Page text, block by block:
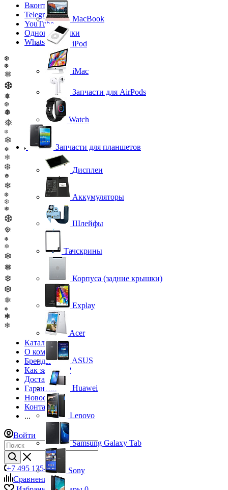
Вконтакте
Telegram
YouTube
Одноклассники
WhatsApp
❆
❆
❅
❆
❅
❆
❅
❅
❆
❄
❄
❄
❆
❅
❄
❆
❆
❅
❆
❅
❄
❅
❄
❅
❄
❆
❅
❅
❄
❄
Каталог
О компании
Бренды
Как заказать?
Доставка
Гарантия
Новости
Контакты
...
Войти
+7 495 135-39-43
Сравнение0
MacBook
iPod
iMac
Запчасти для AirPods
Watch
Запчасти для планшетов
Дисплеи
Аккумуляторы
Шлейфы
Тачскрины
Корпуса (задние крышки)
Explay
Acer
ASUS
Huawei
Lenovo
Samsung Galaxy Tab
Sony